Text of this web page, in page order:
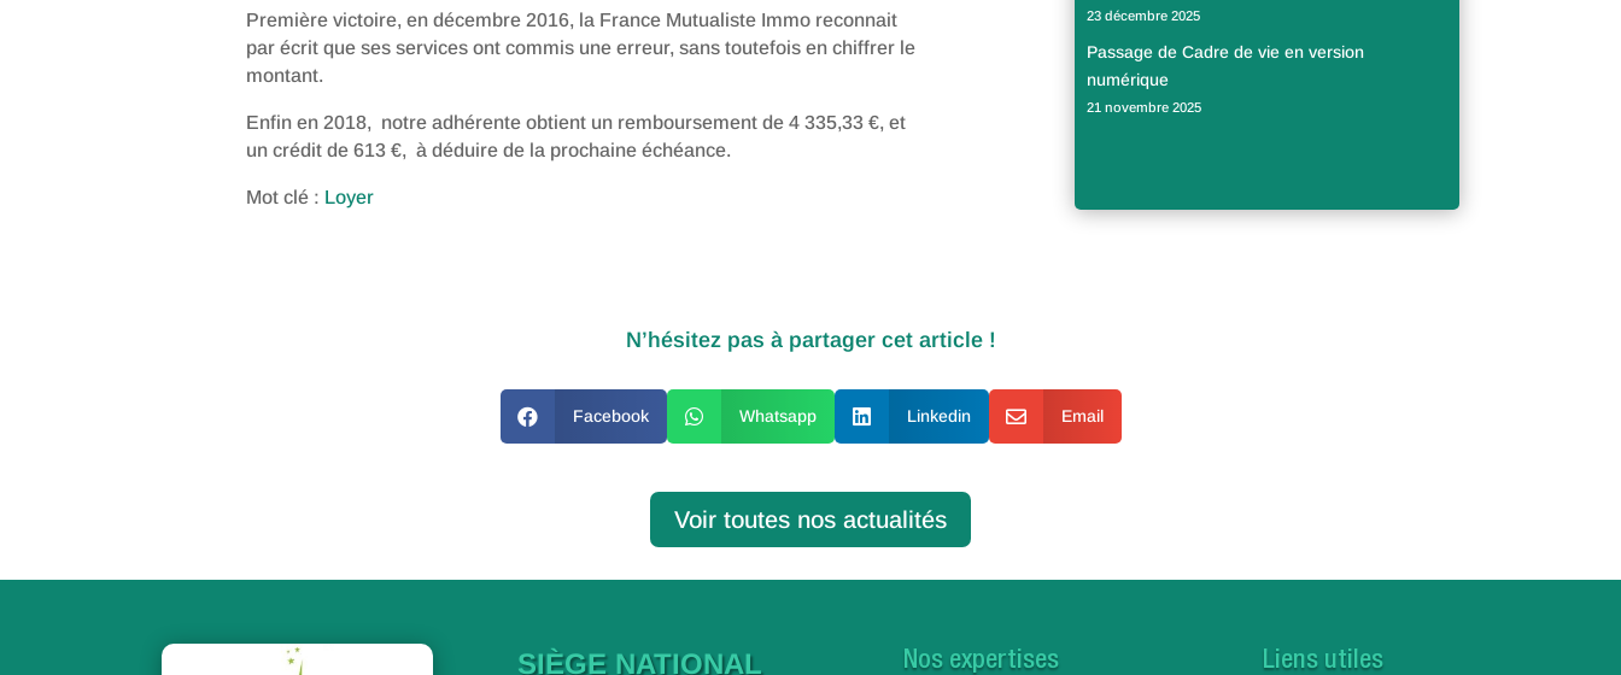
Première victoire, en décembre 2016, la France Mutualiste Immo reconnait
par écrit que ses services ont commis une erreur, sans toutefois en chiffrer le
montant.
Enfin en 2018, notre adhérente obtient un remboursement de 4 335,33 €, et
un crédit de 613 €, à déduire de la prochaine échéance.
Mot clé : Loyer
23 décembre 2025
Passage de Cadre de vie en version
numérique
21 novembre 2025
N’hésitez pas à partager cet article !
 Facebook  Whatsapp  Linkedin  Email
Voir toutes nos actualités
SIÈGE NATIONAL Nos expertises Liens utiles